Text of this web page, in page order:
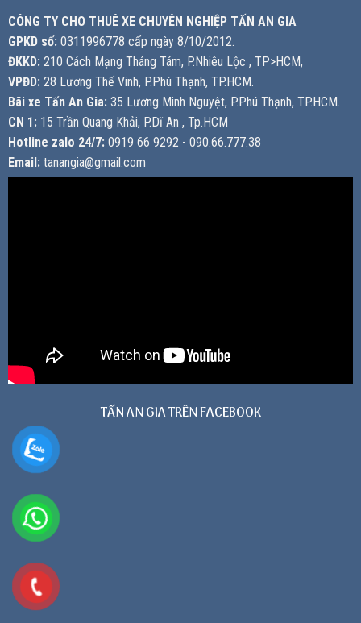
CÔNG TY CHO THUÊ XE CHUYÊN NGHIỆP TẤN AN GIA
GPKD số: 0311996778 cấp ngày 8/10/2012.
ĐKKD: 210 Cách Mạng Tháng Tám, P.Nhiêu Lộc , TP>HCM,
VPĐD: 28 Lương Thế Vinh, P.Phú Thạnh, TP.HCM.
Bãi xe Tấn An Gia: 35 Lương Minh Nguyệt, P.Phú Thạnh, TP.HCM.
CN 1: 15 Trần Quang Khải, P.Dĩ An , Tp.HCM
Hotline zalo 24/7: 0919 66 9292 - 090.66.777.38
Email: tanangia@gmail.com
TẤN AN GIA TRÊN FACEBOOK